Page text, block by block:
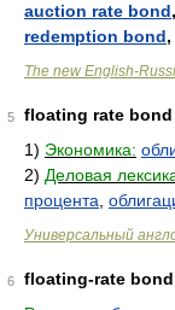
auction rate bond,
redemption bond,
The new English-
5
floating rate bond
1) Экономика:
2) Деловая
процента
Универсальный
6
floating-rate bond